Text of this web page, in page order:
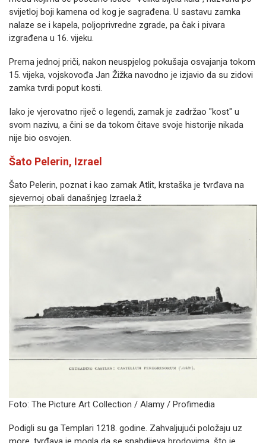
svijetloj boji kamena od kog je sagrađena. U sastavu zamka
nalaze se i kapela, poljoprivredne zgrade, pa čak i pivara
izgrađena u 16. vijeku.
Prema jednoj priči, nakon neuspjelog pokušaja osvajanja tokom
15. vijeka, vojskovođa Jan Žižka navodno je izjavio da su zidovi
zamka tvrdi poput kosti.
Iako je vjerovatno riječ o legendi, zamak je zadržao "kost" u
svom nazivu, a čini se da tokom čitave svoje historije nikada
nije bio osvojen.
Šato Pelerin, Izrael
Šato Pelerin, poznat i kao zamak Atlit, krstaška je tvrđava na
sjevernoj obali današnjeg Izraela.ž
Foto: The Picture Art Collection / Alamy / Profimedia
Podigli su ga Templari 1218. godine. Zahvaljujući položaju uz